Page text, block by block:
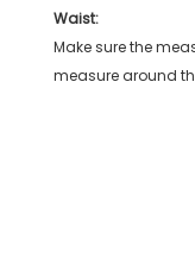
Waist:
Make sure the
measure around